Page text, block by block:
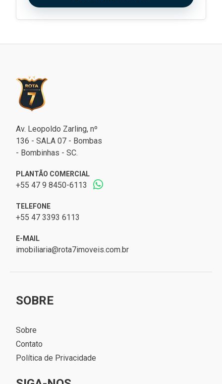
Av. Leopoldo Zarling, nº
136 - SALA 07 - Bombas
- Bombinhas - SC.
PLANTÃO COMERCIAL
+55 47 9 8450-6113
TELEFONE
+55 47 3393 6113
E-MAIL
imobiliaria@rota7imoveis.com.br
SOBRE
Sobre
Contato
Política de Privacidade